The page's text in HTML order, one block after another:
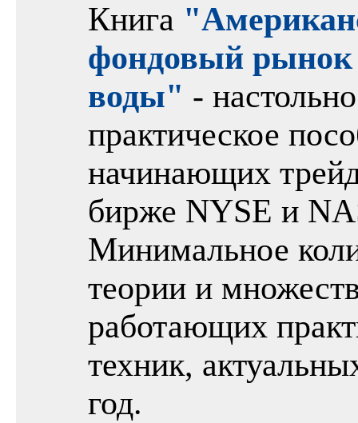
Книга
фондовый рынок
воды" -
практическое
начинающих
бирже NYSE и
Минимальное
теории и
работающих
техник,
год.